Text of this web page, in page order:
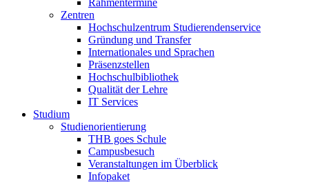
Rahmentermine
Zentren
Hochschulzentrum Studierendenservice
Gründung und Transfer
Internationales und Sprachen
Präsenzstellen
Hochschulbibliothek
Qualität der Lehre
IT Services
Studium
Studienorientierung
THB goes Schule
Campusbesuch
Veranstaltungen im Überblick
Infopaket